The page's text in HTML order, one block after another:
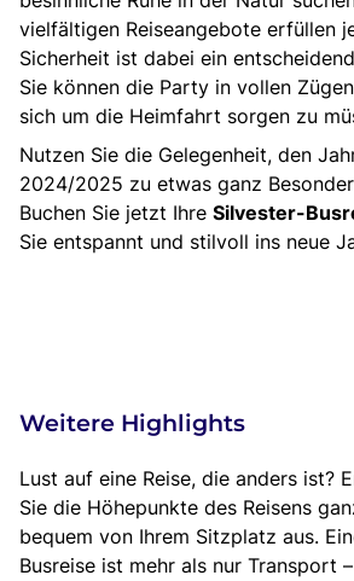
vielfältigen Reiseangebote erfüllen
Sicherheit ist dabei ein
Sie können die Party in vollen
sich um die Heimfahrt sorgen zu
Nutzen Sie die Gelegenheit, den
2024/2025 zu etwas ganz
Buchen Sie jetzt Ihre Silvester-
Sie entspannt und stilvoll ins neue
Weitere Highlights
Lust auf eine Reise, die anders ist?
Sie die Höhepunkte des Reisens
bequem von Ihrem Sitzplatz aus.
Busreise ist mehr als nur Transport